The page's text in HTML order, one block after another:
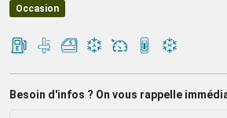
Occasion
Besoin d'infos ? On vous rappelle